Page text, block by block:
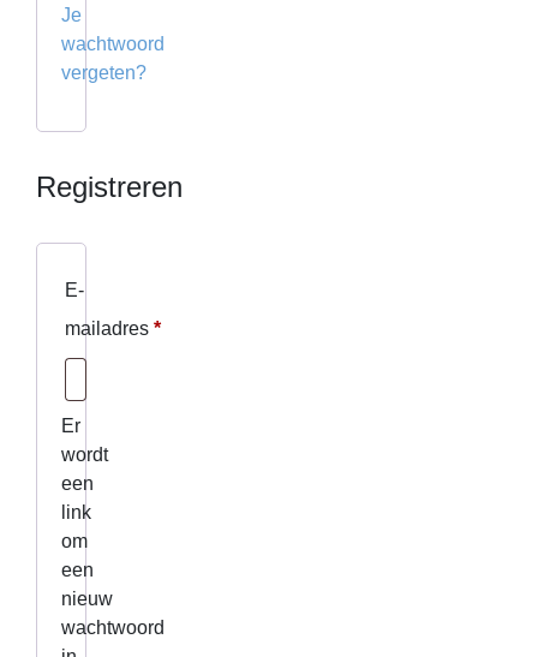
Je
wachtwoord
vergeten?
Registreren
E-
mailadres *Vereist
Er
wordt
een
link
om
een
nieuw
wachtwoord